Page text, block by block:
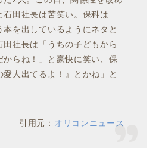
石田社長は苦笑い。保科は
本を出しているようにネタと
田社長は「うちの子どもから
からね！」と豪快に笑い、保
愛人出てるよ！』とかね」と
引用元： オリコンニュース